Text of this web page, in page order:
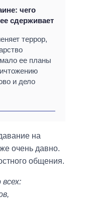
чего
сдерживает
террор,
ее планы
и дело
на
очень давно.
общения.